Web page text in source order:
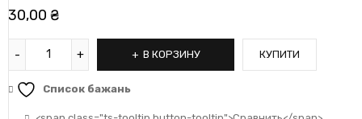
30,00 ₴
В КОРЗИНУ КУПИТИ
Список бажань